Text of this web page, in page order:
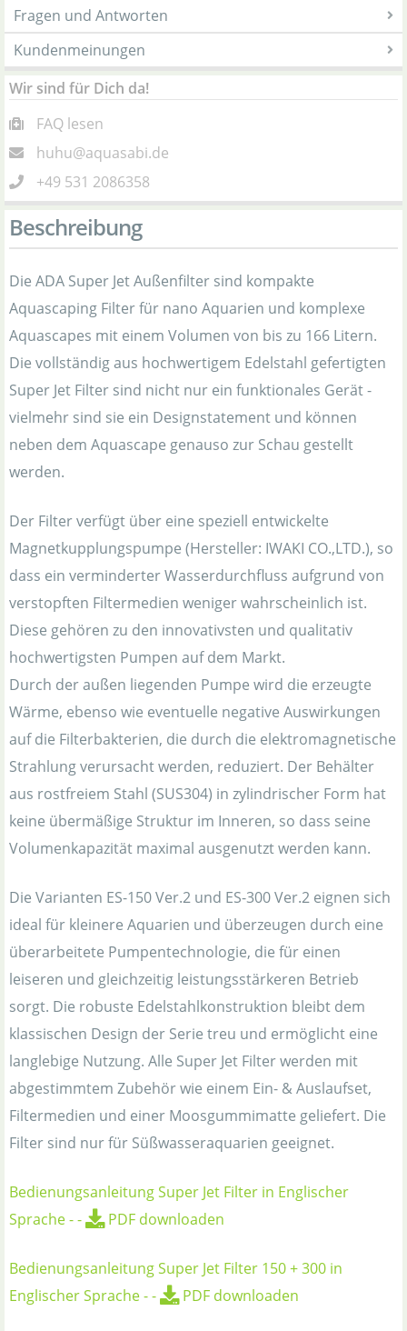
Fragen und Antworten
Kundenmeinungen
Wir sind für Dich da!
FAQ lesen
huhu@aquasabi.de
+49 531 2086358
Beschreibung
Die ADA Super Jet Außenfilter sind kompakte
Aquascaping Filter für nano Aquarien und komplexe
Aquascapes mit einem Volumen von bis zu 166 Litern.
Die vollständig aus hochwertigem Edelstahl gefertigten
Super Jet Filter sind nicht nur ein funktionales Gerät -
vielmehr sind sie ein Designstatement und können
neben dem Aquascape genauso zur Schau gestellt
werden.
Der Filter verfügt über eine speziell entwickelte
Magnetkupplungspumpe (Hersteller: IWAKI CO.,LTD.), so
dass ein verminderter Wasserdurchfluss aufgrund von
verstopften Filtermedien weniger wahrscheinlich ist.
Diese gehören zu den innovativsten und qualitativ
hochwertigsten Pumpen auf dem Markt.
Durch der außen liegenden Pumpe wird die erzeugte
Wärme, ebenso wie eventuelle negative Auswirkungen
auf die Filterbakterien, die durch die elektromagnetische
Strahlung verursacht werden, reduziert. Der Behälter
aus rostfreiem Stahl (SUS304) in zylindrischer Form hat
keine übermäßige Struktur im Inneren, so dass seine
Volumenkapazität maximal ausgenutzt werden kann.
Die Varianten ES-150 Ver.2 und ES-300 Ver.2 eignen sich
ideal für kleinere Aquarien und überzeugen durch eine
überarbeitete Pumpentechnologie, die für einen
leiseren und gleichzeitig leistungsstärkeren Betrieb
sorgt. Die robuste Edelstahlkonstruktion bleibt dem
klassischen Design der Serie treu und ermöglicht eine
langlebige Nutzung. Alle Super Jet Filter werden mit
abgestimmtem Zubehör wie einem Ein- & Auslaufset,
Filtermedien und einer Moosgummimatte geliefert. Die
Filter sind nur für Süßwasseraquarien geeignet.
Bedienungsanleitung Super Jet Filter in Englischer
Sprache-- PDF downloaden
Bedienungsanleitung Super Jet Filter 150 + 300 in
Englischer Sprache-- PDF downloaden